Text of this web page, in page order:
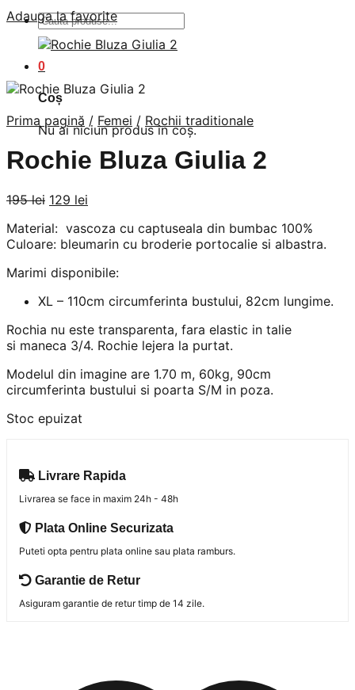
Caută
după:
0
Coș
Nu ai niciun produs în coș.
Adauga la favorite
Prima pagină / Femei / Rochii traditionale
Rochie Bluza Giulia 2
195lei Prețul
a
fost:
129 lei
este:
129 lei.
Material: vascoza cu captuseala din bumbac 100%
Culoare: bleumarin cu broderie portocalie si albastra.
Marimi disponibile:
XL – 110cm circumferinta bustului, 82cm lungime.
Rochia nu este transparenta, fara elastic in talie
si maneca 3/4. Rochie lejera la purtat.
Modelul din imagine are 1.70 m, 60kg, 90cm
circumferinta bustului si poarta S/M in poza.
Stoc epuizat
Livrare Rapida
Livrarea se face in maxim 24h - 48h
Plata Online Securizata
Puteti opta pentru plata online sau plata ramburs.
Garantie de Retur
Asiguram garantie de retur timp de 14 zile.